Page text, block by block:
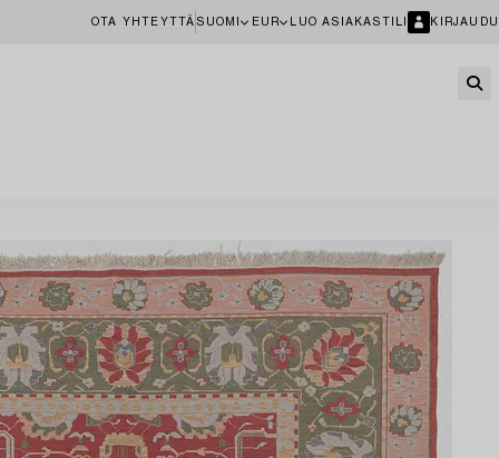
OTA YHTEYTTÄ SUOMI EUR LUO ASIAKASTILI KIRJAUDU